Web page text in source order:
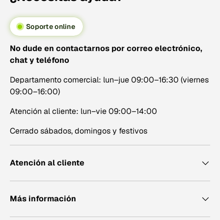
Sopladores de confeti
Un soplador de confeti crea una salida más continua y
puede dispersar confeti por una zona más amplia. Este
tipo de máquina es adecuado cuando el efecto debe
durar más que un solo disparo.
Al elegir un soplador de confeti, debes comprobar:
Si se puede regular la velocidad del ventilador.
Qué tipo y tamaño de confeti se puede utilizar.
Un lanzador eléctrico se utiliza junto con tubos de
Soporte online
No dude en contactarnos por correo electrónico,
chat y teléfono
Departamento comercial: lun–jue 09:00–16:30 (viernes
09:00–16:00)
Atención al cliente: lun–vie 09:00–14:00
Cerrado sábados, domingos y festivos
Atención al cliente
Más información